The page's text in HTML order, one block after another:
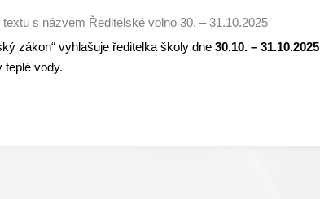
textu s názvem Ředitelské volno 30. – 31.10.2025
zákon“ vyhlašuje ředitelka školy dne 30.10. – 31.10.2025
teplé vody.